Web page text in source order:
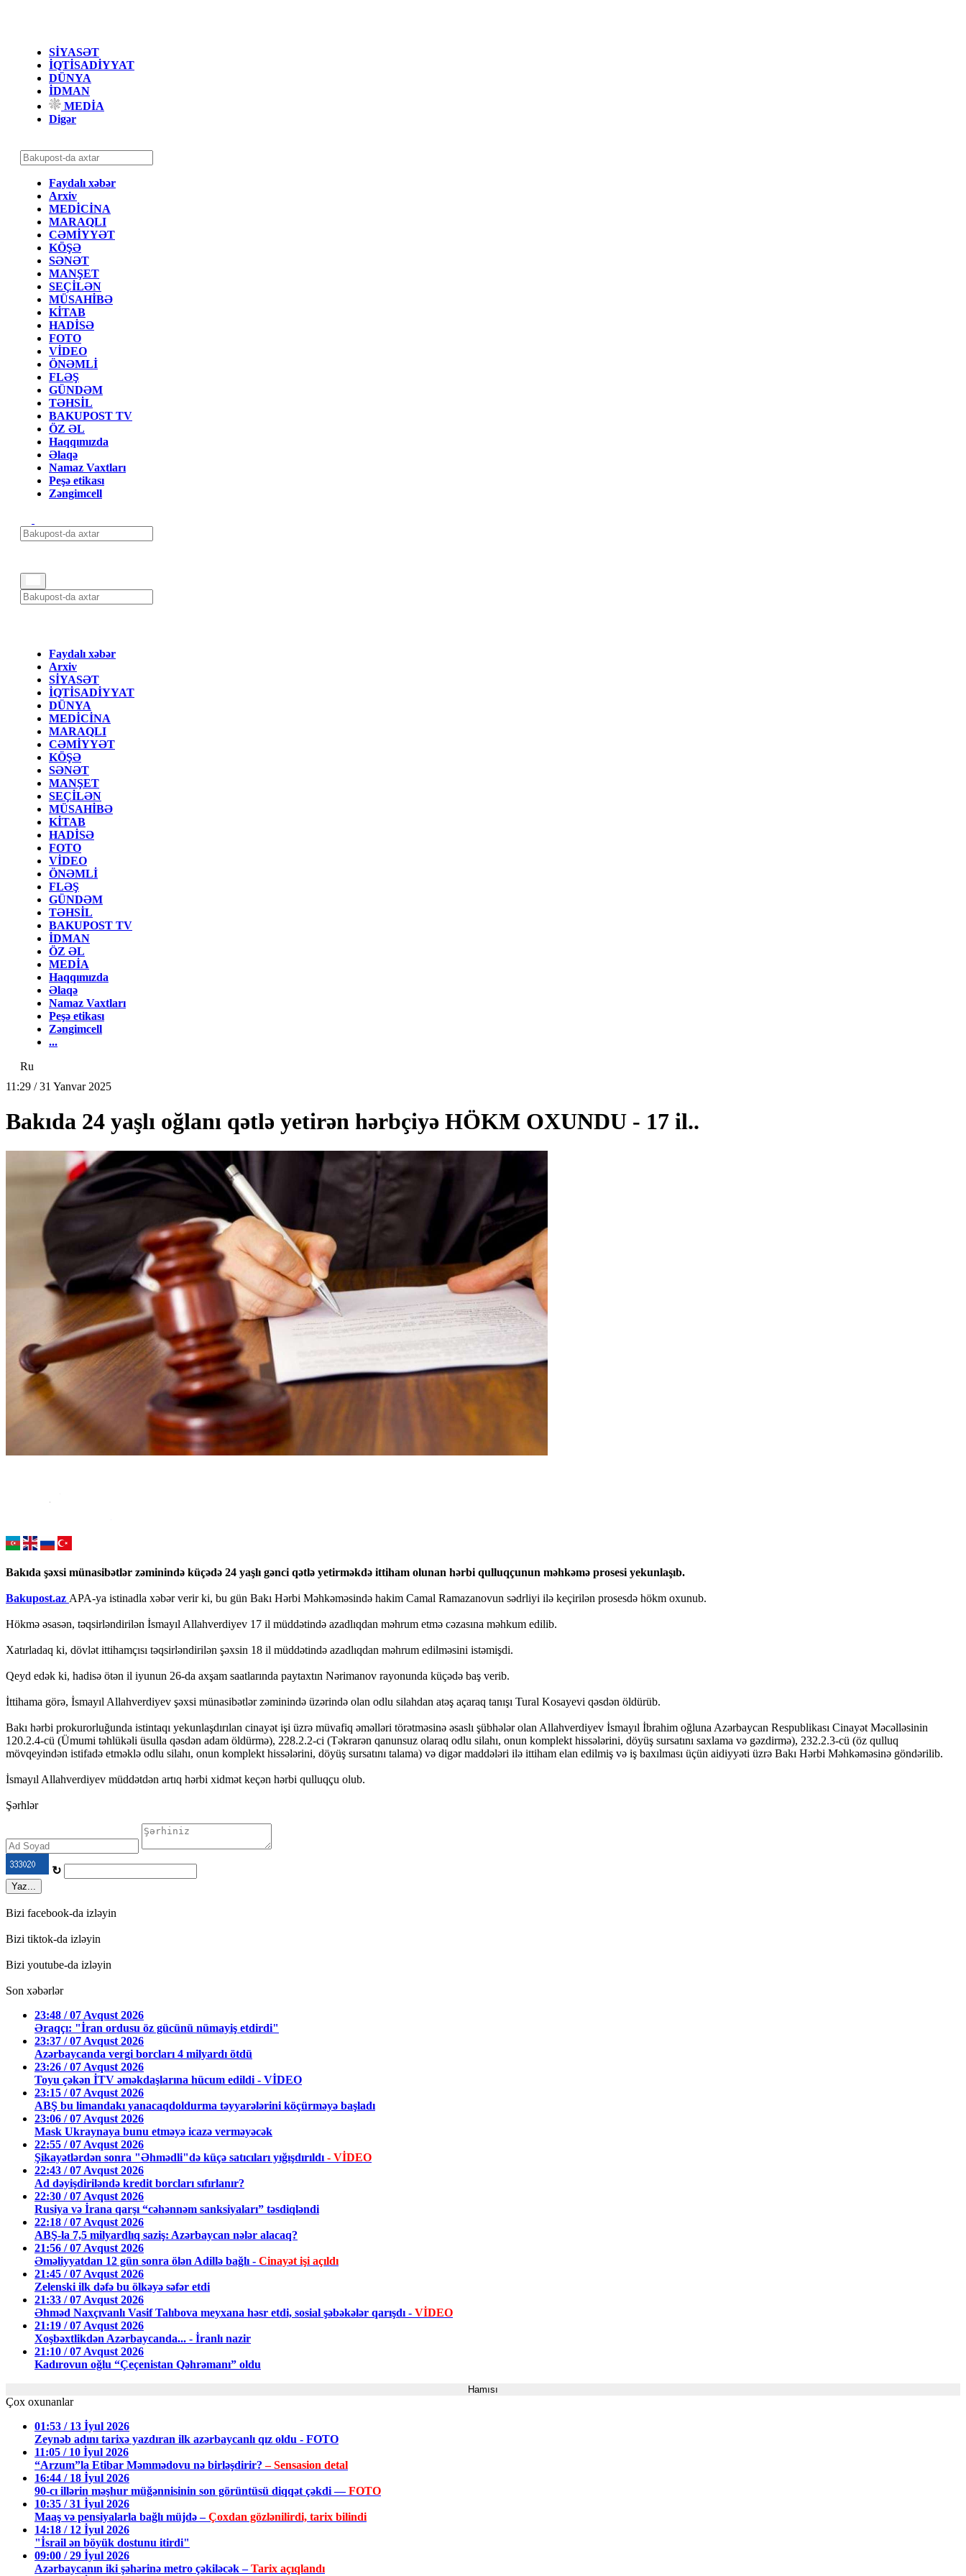
SİYASƏT
İQTİSADİYYAT
DÜNYA
İDMAN
MEDİA
Digər
Faydalı xəbər
Arxiv
MEDİCİNA
MARAQLI
CƏMİYYƏT
KÖŞƏ
SƏNƏT
MANŞET
SEÇİLƏN
MÜSAHİBƏ
KİTAB
HADİSƏ
FOTO
VİDEO
ÖNƏMLİ
FLƏŞ
GÜNDƏM
TƏHSİL
BAKUPOST TV
ÖZ ƏL
Haqqımızda
Əlaqə
Namaz Vaxtları
Peşə etikası
Zəngimcell
Faydalı xəbər
Arxiv
SİYASƏT
İQTİSADİYYAT
DÜNYA
MEDİCİNA
MARAQLI
CƏMİYYƏT
KÖŞƏ
SƏNƏT
MANŞET
SEÇİLƏN
MÜSAHİBƏ
KİTAB
HADİSƏ
FOTO
VİDEO
ÖNƏMLİ
FLƏŞ
GÜNDƏM
TƏHSİL
BAKUPOST TV
İDMAN
ÖZ ƏL
MEDİA
Haqqımızda
Əlaqə
Namaz Vaxtları
Peşə etikası
Zəngimcell
...
Ru
11:29 / 31 Yanvar 2025
Bakıda 24 yaşlı oğlanı qətlə yetirən hərbçiyə HÖKM OXUNDU - 17 il..
Bakıda şəxsi münasibətlər zəminində küçədə 24 yaşlı gənci qətlə yetirməkdə ittiham olunan hərbi qulluqçunun məhkəmə prosesi yekunlaşıb.
Bakupost.az APA-ya istinadla xəbər verir ki, bu gün Bakı Hərbi Məhkəməsində hakim Camal Ramazanovun sədrliyi ilə keçirilən prosesdə hökm oxunub.
Hökmə əsasən, təqsirləndirilən İsmayıl Allahverdiyev 17 il müddətində azadlıqdan məhrum etmə cəzasına məhkum edilib.
Xatırladaq ki, dövlət ittihamçısı təqsirləndirilən şəxsin 18 il müddətində azadlıqdan məhrum edilməsini istəmişdi.
Qeyd edək ki, hadisə ötən il iyunun 26-da axşam saatlarında paytaxtın Nərimanov rayonunda küçədə baş verib.
İttihama görə, İsmayıl Allahverdiyev şəxsi münasibətlər zəminində üzərində olan odlu silahdan atəş açaraq tanışı Tural Kosayevi qəsdən öldürüb.
Bakı hərbi prokurorluğunda istintaqı yekunlaşdırılan cinayət işi üzrə müvafiq əməlləri törətməsinə əsaslı şübhələr olan Allahverdiyev İsmayıl İbrahim oğluna Azərbaycan Respublikası Cinayət Məcəlləsinin
120.2.4-cü (Ümumi təhlükəli üsulla qəsdən adam öldürmə), 228.2.2-ci (Təkrarən qanunsuz olaraq odlu silahı, onun komplekt hissələrini, döyüş sursatını saxlama və gəzdirmə), 232.2.3-cü (öz qulluq
mövqeyindən istifadə etməklə odlu silahı, onun komplekt hissələrini, döyüş sursatını talama) və digər maddələri ilə ittiham elan edilmiş və iş baxılması üçün aidiyyəti üzrə Bakı Hərbi Məhkəməsinə göndərilib.
İsmayıl Allahverdiyev müddətdən artıq hərbi xidmət keçən hərbi qulluqçu olub.
Şərhlər
↻
Yaz...
Bizi facebook-da izləyin
Bizi tiktok-da izləyin
Bizi youtube-da izləyin
Son xəbərlər
23:48 / 07 Avqust 2026
Əraqçı: "İran ordusu öz gücünü nümayiş etdirdi"
23:37 / 07 Avqust 2026
Azərbaycanda vergi borcları 4 milyardı ötdü
23:26 / 07 Avqust 2026
Toyu çəkən İTV əməkdaşlarına hücum edildi - VİDEO
23:15 / 07 Avqust 2026
ABŞ bu limandakı yanacaqdoldurma təyyarələrini köçürməyə başladı
23:06 / 07 Avqust 2026
Mask Ukraynaya bunu etməyə icazə verməyəcək
22:55 / 07 Avqust 2026
Şikayətlərdən sonra "Əhmədli"də küçə satıcıları yığışdırıldı - VİDEO
22:43 / 07 Avqust 2026
Ad dəyişdiriləndə kredit borcları sıfırlanır?
22:30 / 07 Avqust 2026
Rusiya və İrana qarşı “cəhənnəm sanksiyaları” təsdiqləndi
22:18 / 07 Avqust 2026
ABŞ-la 7,5 milyardlıq saziş: Azərbaycan nələr alacaq?
21:56 / 07 Avqust 2026
Əməliyyatdan 12 gün sonra ölən Adillə bağlı - Cinayət işi açıldı
21:45 / 07 Avqust 2026
Zelenski ilk dəfə bu ölkəyə səfər etdi
21:33 / 07 Avqust 2026
Əhməd Naxçıvanlı Vasif Talıbova meyxana həsr etdi, sosial şəbəkələr qarışdı - VİDEO
21:19 / 07 Avqust 2026
Xoşbəxtlikdən Azərbaycanda... - İranlı nazir
21:10 / 07 Avqust 2026
Kadırovun oğlu “Çeçenistan Qəhrəmanı” oldu
Hamısı
Çox oxunanlar
01:53 / 13 İyul 2026
Zeynəb adını tarixə yazdıran ilk azərbaycanlı qız oldu - FOTO
11:05 / 10 İyul 2026
“Arzum”la Etibar Məmmədovu nə birləşdirir?– Sensasion detal
16:44 / 18 İyul 2026
90-cı illərin məşhur müğənnisinin son görüntüsü diqqət çəkdi —FOTO
10:35 / 31 İyul 2026
Maaş və pensiyalarla bağlı müjdə –Çoxdan gözlənilirdi, tarix bilindi
14:18 / 12 İyul 2026
"İsrail ən böyük dostunu itirdi"
09:00 / 29 İyul 2026
Azərbaycanın iki şəhərinə metro çəkiləcək –Tarix açıqlandı